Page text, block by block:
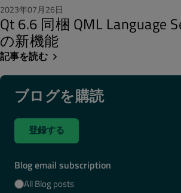
2023年07月26日
Qt 6.6 同梱 QML Language
の新機能
記事を読む
ブログを購読
登録する
Blog email subscription
All Blog posts